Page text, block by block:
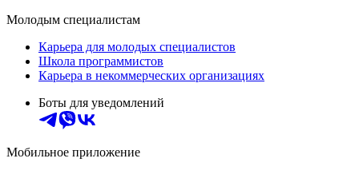
Молодым специалистам
Карьера для молодых специалистов
Школа программистов
Карьера в некоммерческих организациях
Боты для уведомлений
Мобильное приложение